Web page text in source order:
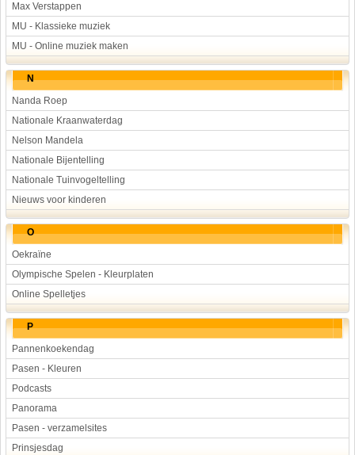
Max Verstappen
MU - Klassieke muziek
MU - Online muziek maken
N
Nanda Roep
Nationale Kraanwaterdag
Nelson Mandela
Nationale Bijentelling
Nationale Tuinvogeltelling
Nieuws voor kinderen
O
Oekraïne
Olympische Spelen - Kleurplaten
Online Spelletjes
P
Pannenkoekendag
Pasen - Kleuren
Podcasts
Panorama
Pasen - verzamelsites
Prinsjesdag